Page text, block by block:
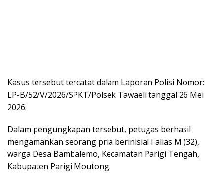
Kasus tersebut tercatat dalam Laporan Polisi Nomor:
LP-B/52/V/2026/SPKT/Polsek Tawaeli tanggal 26 Mei
2026.
Dalam pengungkapan tersebut, petugas berhasil
mengamankan seorang pria berinisial I alias M (32),
warga Desa Bambalemo, Kecamatan Parigi Tengah,
Kabupaten Parigi Moutong.